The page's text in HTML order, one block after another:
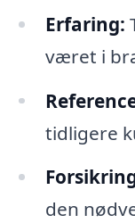
Erfaring:
været i
tidligere
den